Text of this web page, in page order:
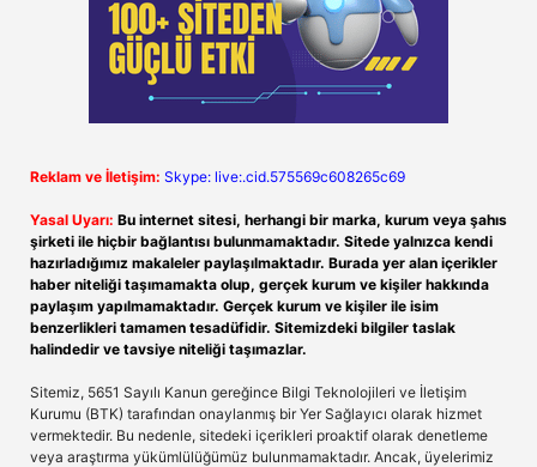
Reklam ve İletişim: Skype: live:.cid.575569c608265c69
Yasal Uyarı: Bu internet sitesi, herhangi bir marka, kurum veya şahıs
şirketi ile hiçbir bağlantısı bulunmamaktadır. Sitede yalnızca kendi
hazırladığımız makaleler paylaşılmaktadır. Burada yer alan içerikler
haber niteliği taşımamakta olup, gerçek kurum ve kişiler hakkında
paylaşım yapılmamaktadır. Gerçek kurum ve kişiler ile isim
benzerlikleri tamamen tesadüfidir. Sitemizdeki bilgiler taslak
halindedir ve tavsiye niteliği taşımazlar.
Sitemiz, 5651 Sayılı Kanun gereğince Bilgi Teknolojileri ve İletişim
Kurumu (BTK) tarafından onaylanmış bir Yer Sağlayıcı olarak hizmet
vermektedir. Bu nedenle, sitedeki içerikleri proaktif olarak denetleme
veya araştırma yükümlülüğümüz bulunmamaktadır. Ancak, üyelerimiz